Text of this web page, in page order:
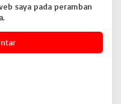
saya pada peramban